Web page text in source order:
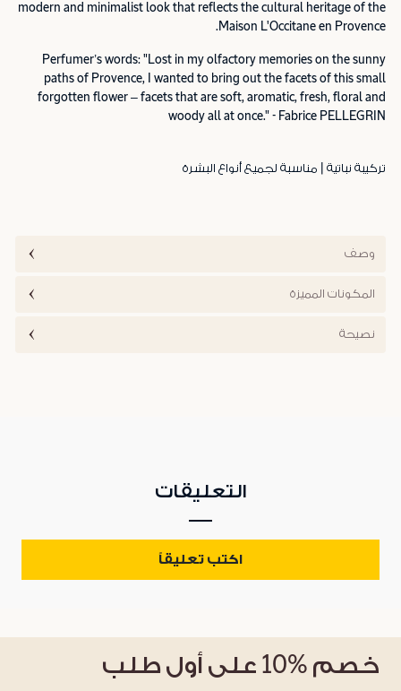
modern and minimalist look that reflects the cultural heritage of the
Maison L'Occitane en Provence.
Perfumer’s words: "Lost in my olfactory memories on the sunny
paths of Provence, I wanted to bring out the facets of this small
forgotten flower – facets that are soft, aromatic, fresh, floral and
woody all at once." - Fabrice PELLEGRIN
تركيبة نباتية | مناسبة لجميع أنواع البشرة
وصف
المكونات المميزة
نصيحة
التعليقات
اكتب تعليقاً
خصم %10 على أول طلب